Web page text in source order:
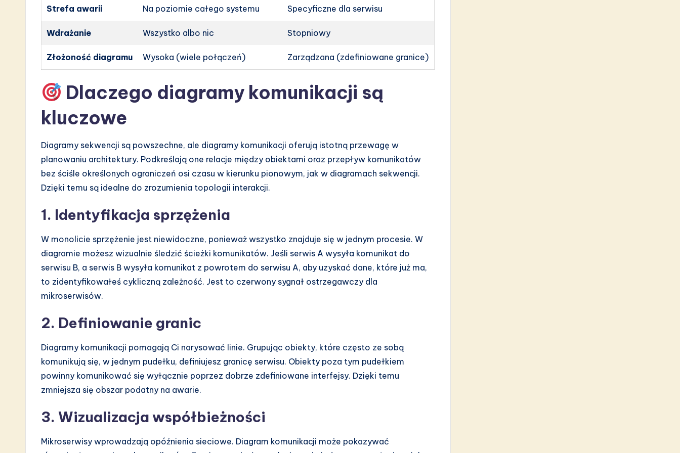
Strefa awarii Na poziomie całego systemu Specyficzne dla serwisu
Wdrażanie Wszystko albo nic Stopniowy
Złożoność diagramu Wysoka (wiele połączeń) Zarządzana (zdefiniowane granice)
Dlaczego diagramy komunikacji są
kluczowe
Diagramy sekwencji są powszechne, ale diagramy komunikacji oferują istotną przewagę w
planowaniu architektury. Podkreślają one relacje między obiektami oraz przepływ komunikatów
bez ściśle określonych ograniczeń osi czasu w kierunku pionowym, jak w diagramach sekwencji.
Dzięki temu są idealne do zrozumienia topologii interakcji.
1. Identyfikacja sprzężenia
W monolicie sprzężenie jest niewidoczne, ponieważ wszystko znajduje się w jednym procesie. W
diagramie możesz wizualnie śledzić ścieżki komunikatów. Jeśli serwis A wysyła komunikat do
serwisu B, a serwis B wysyła komunikat z powrotem do serwisu A, aby uzyskać dane, które już ma,
to zidentyfikowałeś cykliczną zależność. Jest to czerwony sygnał ostrzegawczy dla
mikroserwisów.
2. Definiowanie granic
Diagramy komunikacji pomagają Ci narysować linie. Grupując obiekty, które często ze sobą
komunikują się, w jednym pudełku, definiujesz granicę serwisu. Obiekty poza tym pudełkiem
powinny komunikować się wyłącznie poprzez dobrze zdefiniowane interfejsy. Dzięki temu
zmniejsza się obszar podatny na awarie.
3. Wizualizacja współbieżności
Mikroserwisy wprowadzają opóźnienia sieciowe. Diagram komunikacji może pokazywać